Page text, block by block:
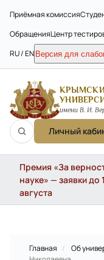
Приёмная комиссия
ОбращенияЦентр
RU / EN Версия для
имени В. И.
Личный
Премия «За
науке» — заявки до
августа
Главная / Об